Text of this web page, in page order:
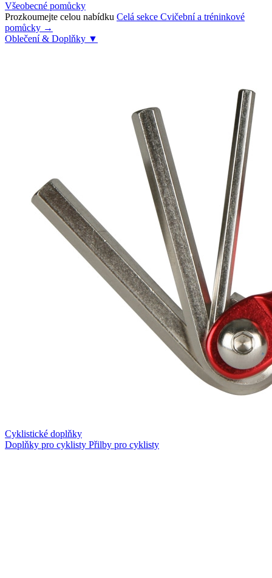
Všeobecné pomůcky
Prozkoumejte celou nabídku Celá sekce Cvičební a tréninkové
pomůcky →
Oblečení & Doplňky ▼
Cyklistické doplňky
Doplňky pro cyklisty Přilby pro cyklisty